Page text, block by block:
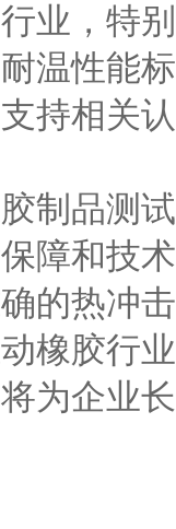
业，特
温性能
持相关
制品测
障和技
的热冲
橡胶行
为企业